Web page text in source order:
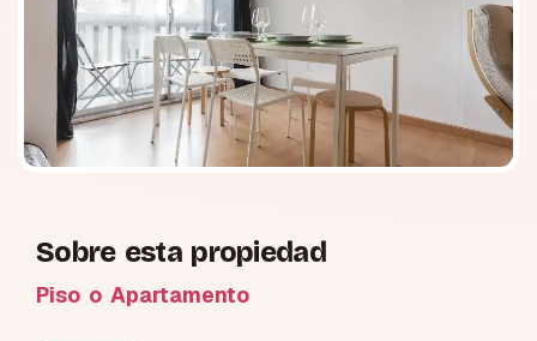
Sobre esta propiedad
Piso o Apartamento